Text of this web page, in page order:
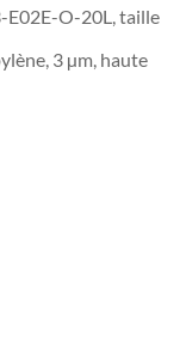
E02E-O-20L, taille
3 µm, haute